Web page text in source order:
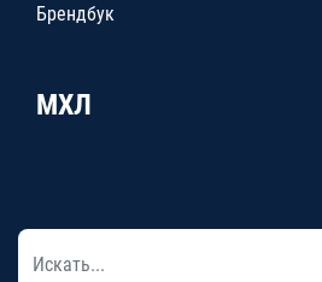
Брендбук
МХЛ